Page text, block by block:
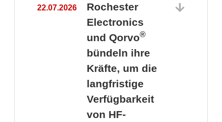
22.07.2026
Rochester
Electronics
und Qorvo®
bündeln ihre
Kräfte, um die
langfristige
Verfügbarkeit
von HF-